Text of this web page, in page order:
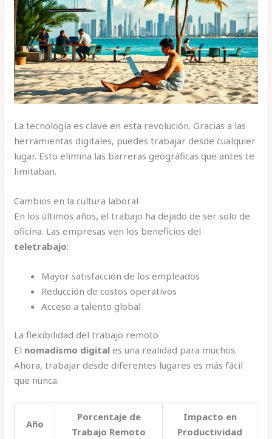
La tecnología es clave en esta revolución. Gracias a las
herramientas digitales, puedes trabajar desde cualquier
lugar. Esto elimina las barreras geográficas que antes te
limitaban.
Cambios en la cultura laboral
En los últimos años, el trabajo ha dejado de ser solo de
oficina. Las empresas ven los beneficios del
teletrabajo:
Mayor satisfacción de los empleados
Reducción de costos operativos
Acceso a talento global
La flexibilidad del trabajo remoto
El nomadismo digital es una realidad para muchos.
Ahora, trabajar desde diferentes lugares es más fácil
que nunca.
Año
Porcentaje de
Trabajo Remoto
Impacto en
Productividad